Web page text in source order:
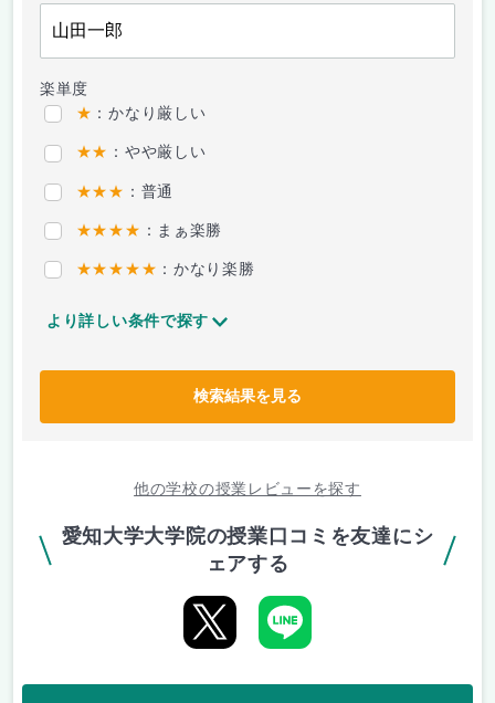
楽単度
★ ：かなり厳しい
★★ ：やや厳しい
★★★ ：普通
★★★★ ：まぁ楽勝
★★★★★ ：かなり楽勝
より詳しい条件で探す
検索結果を見る
他の学校の授業レビューを探す
愛知大学大学院の授業口コミを友達にシ
ェアする